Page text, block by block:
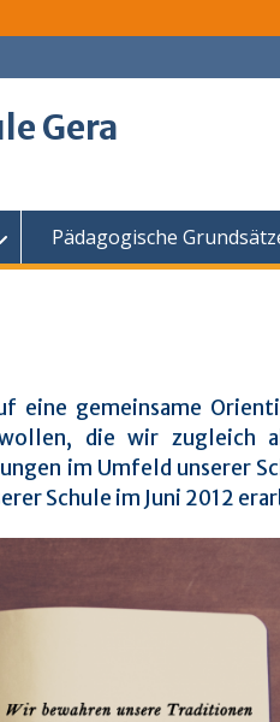
Gera
Pädagogische
eine gemeinsame
die wir zugleich
im Umfeld unserer
Schule im Juni 2012